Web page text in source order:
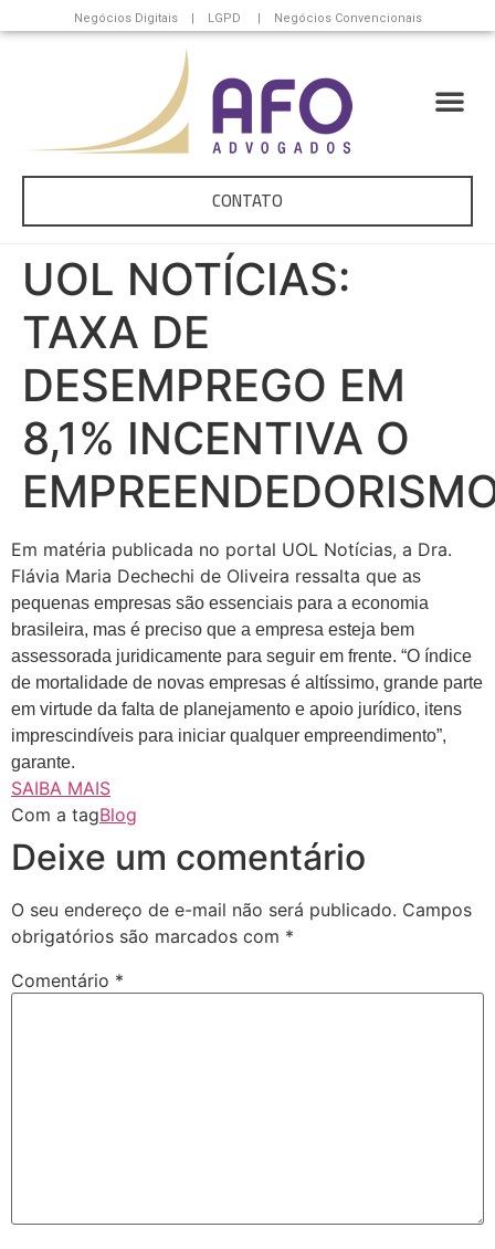
Negócios Digitais | LGPD | Negócios Convencionais
CONTATO
UOL NOTÍCIAS:
TAXA DE
DESEMPREGO EM
8,1% INCENTIVA O
Em matéria publicada no portal UOL Notícias, a Dra.
Flávia Maria Dechechi de Oliveira ressalta que as
pequenas empresas são essenciais para a economia
brasileira, mas é preciso que a empresa esteja bem
assessorada juridicamente para seguir em frente. “O índice
de mortalidade de novas empresas é altíssimo, grande parte
em virtude da falta de planejamento e apoio jurídico, itens
imprescindíveis para iniciar qualquer empreendimento”,
garante.
SAIBA MAIS
Com a tagBlog
Deixe um comentário
O seu endereço de e-mail não será publicado. Campos
obrigatórios são marcados com *
Comentário *